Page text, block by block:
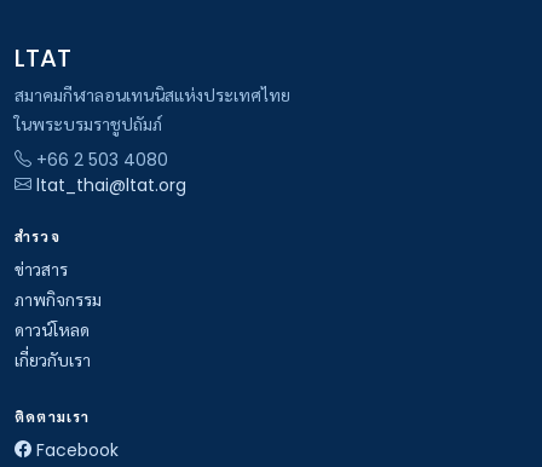
LTAT
สมาคมกีฬาลอนเทนนิสแห่งประเทศไทย
ในพระบรมราชูปถัมภ์
+66 2 503 4080
ltat_thai@ltat.org
สำรวจ
ข่าวสาร
ภาพกิจกรรม
ดาวน์โหลด
เกี่ยวกับเรา
ติดตามเรา
Facebook